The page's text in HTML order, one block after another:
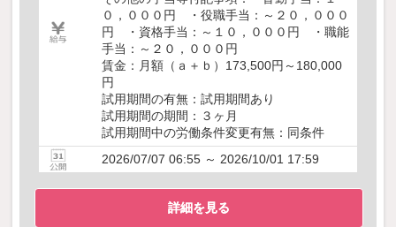
０，０００円 ・役職手当：～２０，０００
円 ・資格手当：～１０，０００円 ・職能
手当：～２０，０００円
賃金：月額（ａ＋ｂ）173,500円～180,000
円
試用期間の有無：試用期間あり
試用期間の期間：３ヶ月
試用期間中の労働条件変更有無：同条件
2026/07/07 06:55 ～ 2026/10/01 17:59
詳細を見る